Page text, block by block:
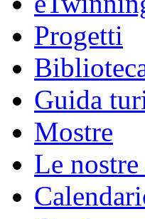
Progetti
Guida
Mostre
Le